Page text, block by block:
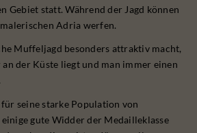
Gebiet statt. Während der Jagd können
Adria werfen.
Muffeljagd besonders attraktiv macht,
an der Küste liegt und man immer einen
seine starke Population von
gute Widder der Medailleklasse